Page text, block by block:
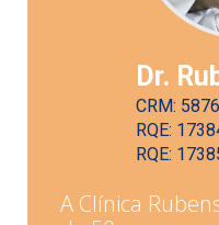
Dr.
CRM:
RQE:
RQE:
A Clínica